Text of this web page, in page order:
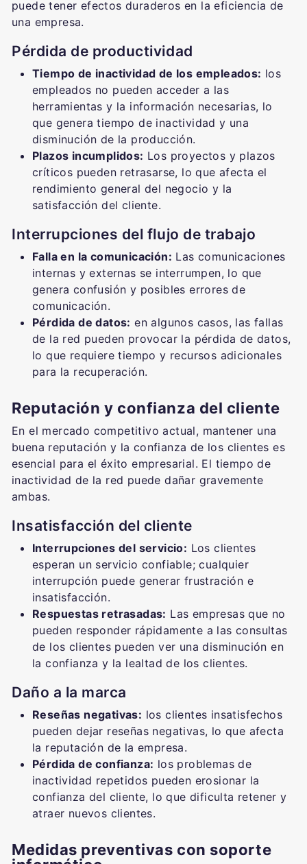
puede tener efectos duraderos en la eficiencia de
una empresa.
Pérdida de productividad
Tiempo de inactividad de los empleados: los
empleados no pueden acceder a las
herramientas y la información necesarias, lo
que genera tiempo de inactividad y una
disminución de la producción.
Plazos incumplidos: Los proyectos y plazos
críticos pueden retrasarse, lo que afecta el
rendimiento general del negocio y la
satisfacción del cliente.
Interrupciones del flujo de trabajo
Falla en la comunicación: Las comunicaciones
internas y externas se interrumpen, lo que
genera confusión y posibles errores de
comunicación.
Pérdida de datos: en algunos casos, las fallas
de la red pueden provocar la pérdida de datos,
lo que requiere tiempo y recursos adicionales
para la recuperación.
Reputación y confianza del cliente
En el mercado competitivo actual, mantener una
buena reputación y la confianza de los clientes es
esencial para el éxito empresarial. El tiempo de
inactividad de la red puede dañar gravemente
ambas.
Insatisfacción del cliente
Interrupciones del servicio: Los clientes
esperan un servicio confiable; cualquier
interrupción puede generar frustración e
insatisfacción.
Respuestas retrasadas: Las empresas que no
pueden responder rápidamente a las consultas
de los clientes pueden ver una disminución en
la confianza y la lealtad de los clientes.
Daño a la marca
Reseñas negativas: los clientes insatisfechos
pueden dejar reseñas negativas, lo que afecta
la reputación de la empresa.
Pérdida de confianza: los problemas de
inactividad repetidos pueden erosionar la
confianza del cliente, lo que dificulta retener y
atraer nuevos clientes.
Medidas preventivas con soporte